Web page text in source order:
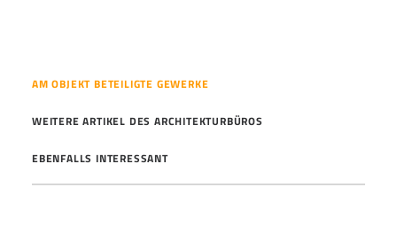
AM OBJEKT BETEILIGTE GEWERKE
WEITERE ARTIKEL DES ARCHITEKTURBÜROS
EBENFALLS INTERESSANT